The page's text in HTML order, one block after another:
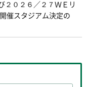
２０２６／２７ＷＥリ
催スタジアム決定の